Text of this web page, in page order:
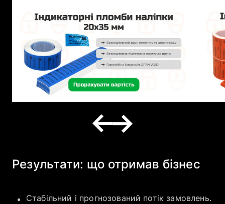
Результати: що отримав бізнес
Стабільний і прогнозований потік замовлень.